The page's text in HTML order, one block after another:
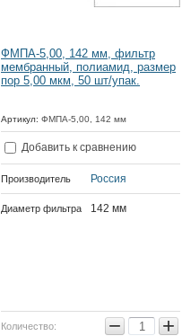
ФМПА-5,00, 142 мм, фильтр
мембранный, полиамид, размер
пор 5,00 мкм, 50 шт/упак.
Артикул: ФМПА-5,00, 142 мм
Добавить к сравнению
Производитель Россия
Диаметр фильтра 142 мм
Количество: − +